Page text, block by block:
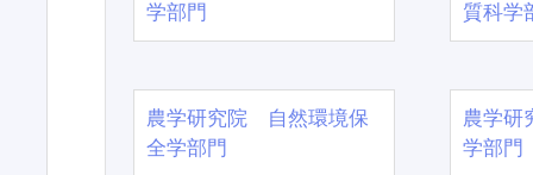
学部門
質科学
農学研究院 自然環境保
全学部門
農学
学部門